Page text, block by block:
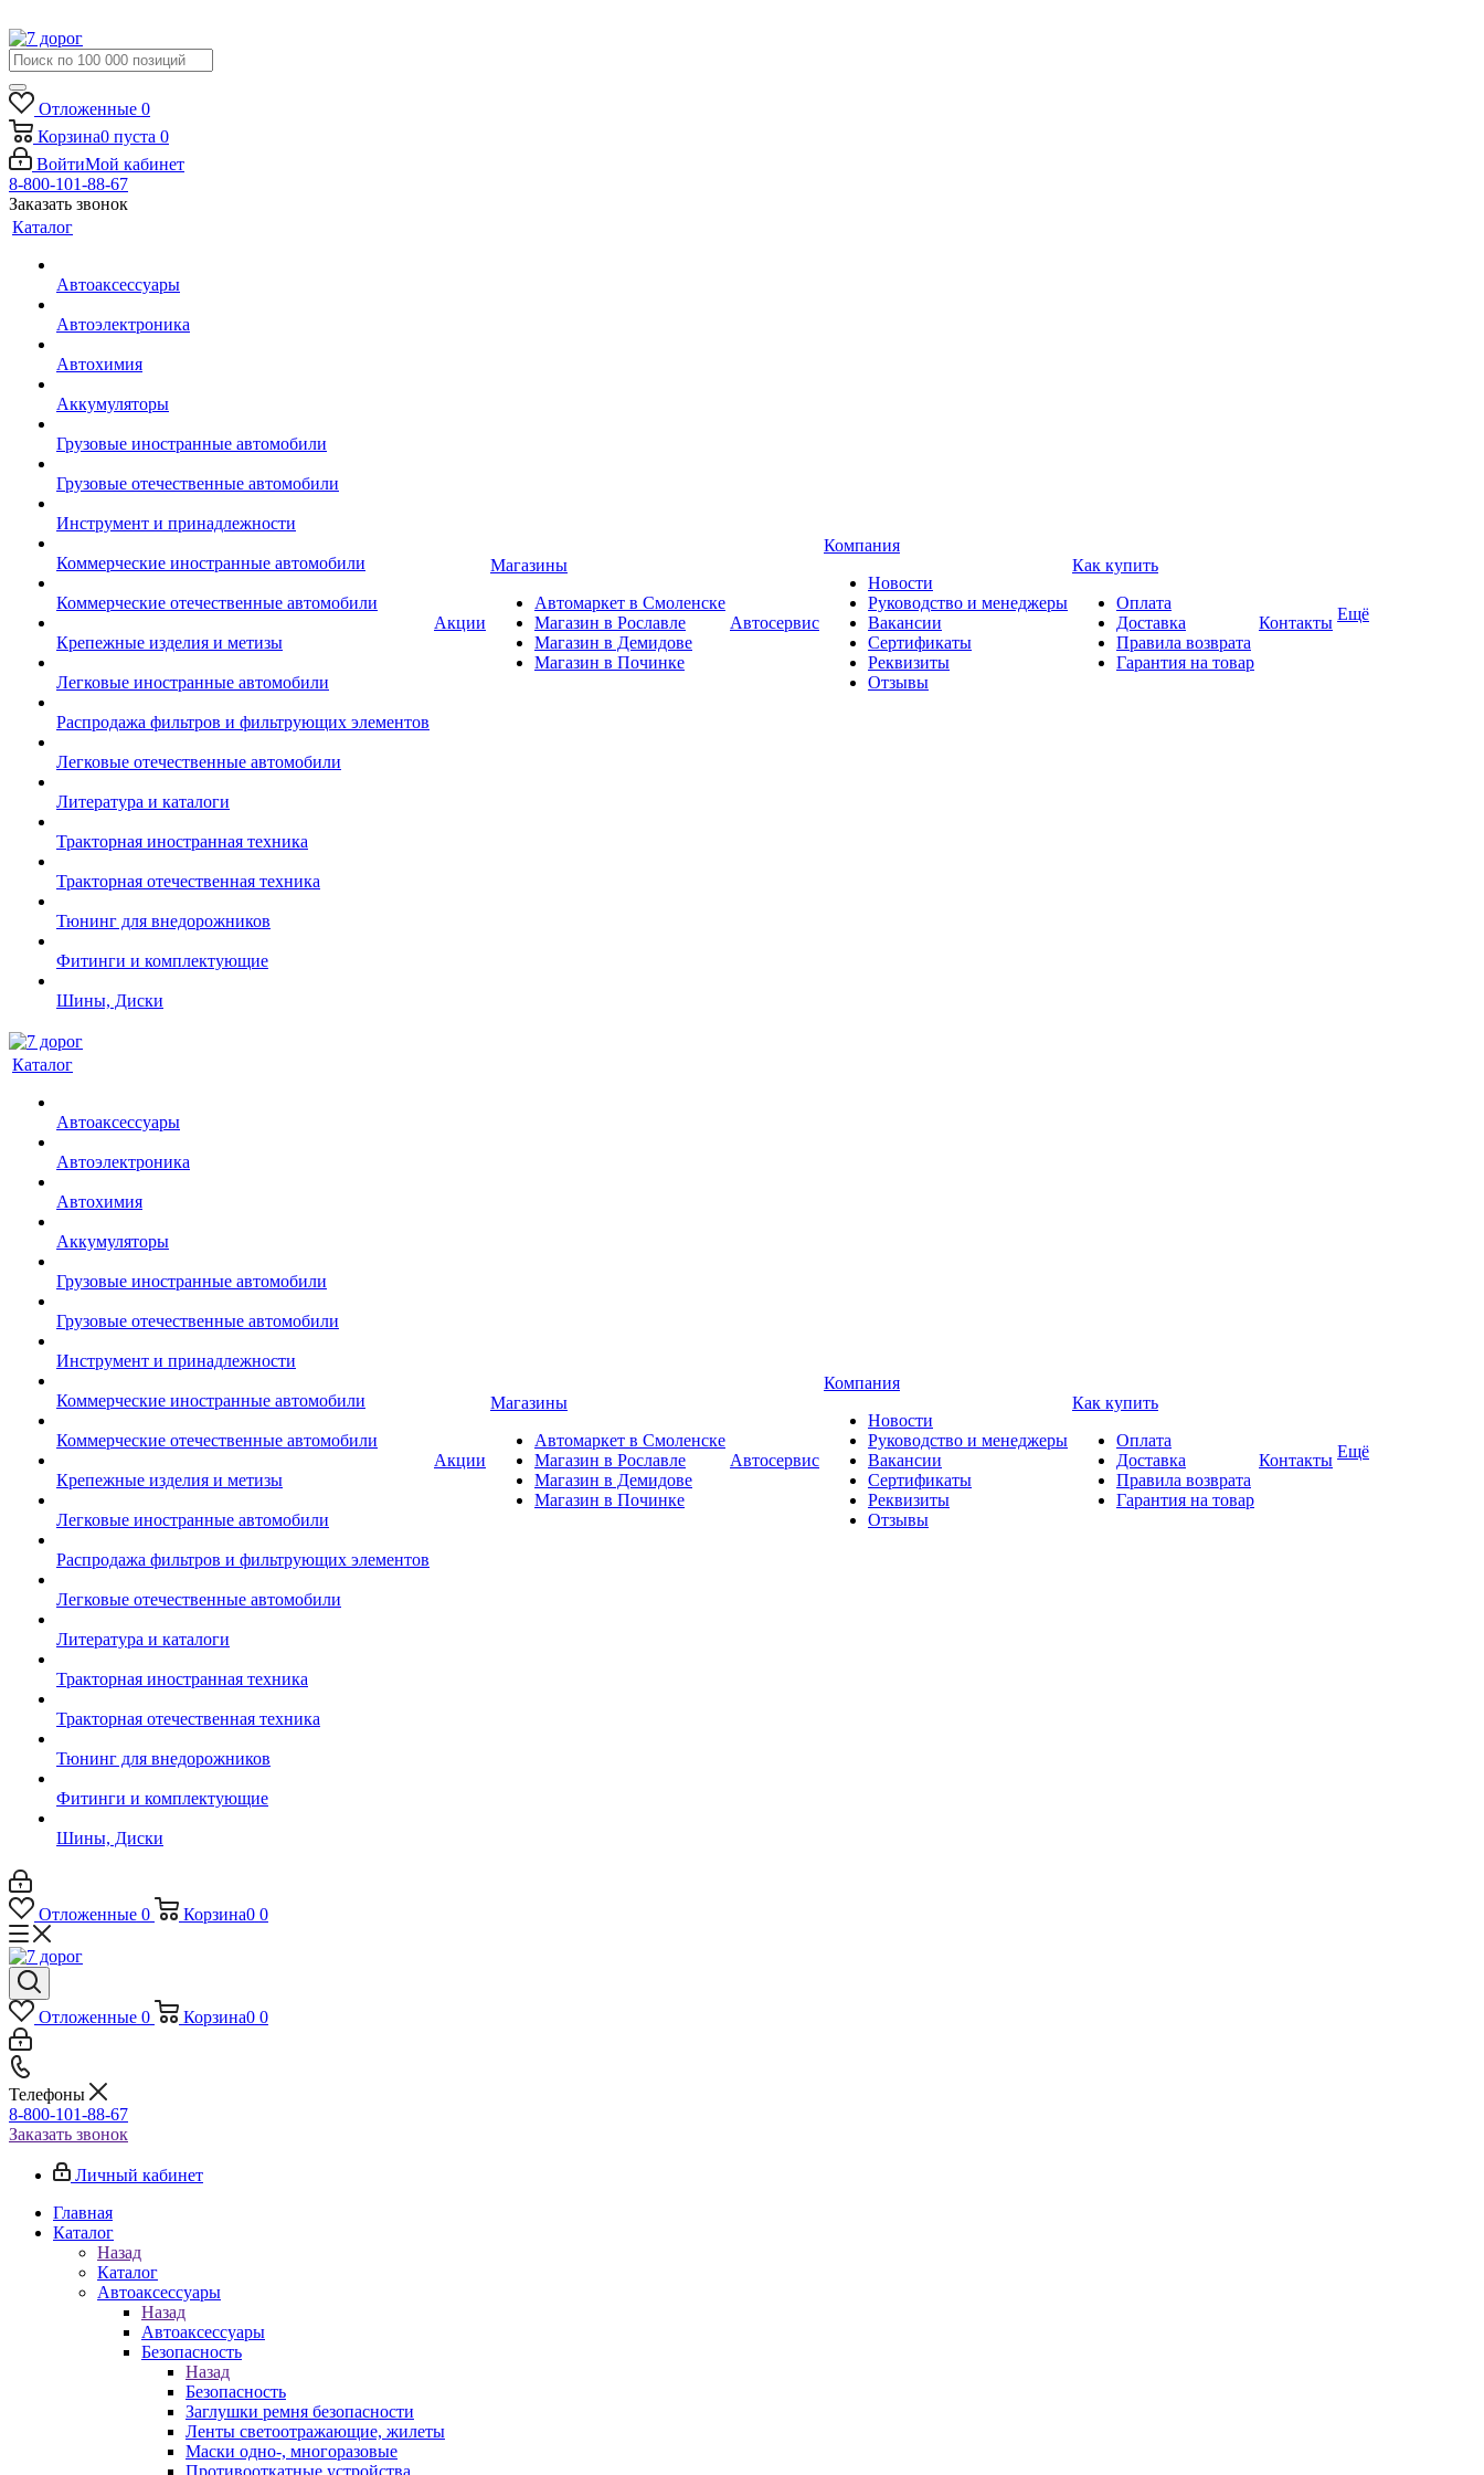
Отложенные 0
Корзина0 пуста 0
ВойтиМой кабинет
8-800-101-88-67
Заказать звонок
Каталог
Автоаксессуары
Автоэлектроника
Автохимия
Аккумуляторы
Грузовые иностранные автомобили
Грузовые отечественные автомобили
Инструмент и принадлежности
Коммерческие иностранные автомобили
Коммерческие отечественные автомобили
Крепежные изделия и метизы
Легковые иностранные автомобили
Распродажа фильтров и фильтрующих элементов
Легковые отечественные автомобили
Литература и каталоги
Тракторная иностранная техника
Тракторная отечественная техника
Тюнинг для внедорожников
Фитинги и комплектующие
Шины, Диски
Акции
Магазины
Автомаркет в Смоленске
Магазин в Рославле
Магазин в Демидове
Магазин в Починке
Автосервис
Компания
Новости
Руководство и менеджеры
Вакансии
Сертификаты
Реквизиты
Отзывы
Как купить
Оплата
Доставка
Правила возврата
Гарантия на товар
Контакты Ещё
Каталог
Автоаксессуары
Автоэлектроника
Автохимия
Аккумуляторы
Грузовые иностранные автомобили
Грузовые отечественные автомобили
Инструмент и принадлежности
Коммерческие иностранные автомобили
Коммерческие отечественные автомобили
Крепежные изделия и метизы
Легковые иностранные автомобили
Распродажа фильтров и фильтрующих элементов
Легковые отечественные автомобили
Литература и каталоги
Тракторная иностранная техника
Тракторная отечественная техника
Тюнинг для внедорожников
Фитинги и комплектующие
Шины, Диски
Акции
Магазины
Автомаркет в Смоленске
Магазин в Рославле
Магазин в Демидове
Магазин в Починке
Автосервис
Компания
Новости
Руководство и менеджеры
Вакансии
Сертификаты
Реквизиты
Отзывы
Как купить
Оплата
Доставка
Правила возврата
Гарантия на товар
Контакты Ещё
Отложенные 0 Корзина0 0
Отложенные 0 Корзина0 0
Телефоны
8-800-101-88-67
Заказать звонок
Личный кабинет
Главная
Каталог
Назад
Каталог
Автоаксессуары
Назад
Автоаксессуары
Безопасность
Назад
Безопасность
Заглушки ремня безопасности
Ленты светоотражающие, жилеты
Маски одно-, многоразовые
Противооткатные устройства